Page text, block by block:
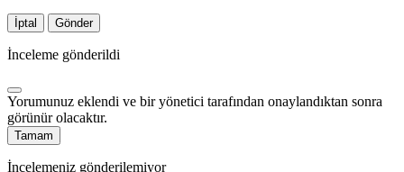
İptal Gönder
İnceleme gönderildi
Yorumunuz eklendi ve bir yönetici tarafından onaylandıktan sonra
görünür olacaktır.
Tamam
İncelemeniz gönderilemiyor